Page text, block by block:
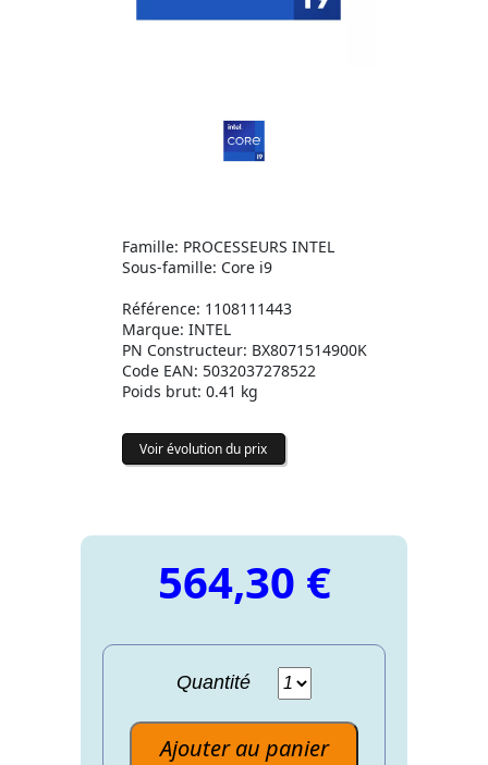
Famille: PROCESSEURS INTEL
Sous-famille: Core i9
Référence: 1108111443
Marque: INTEL
PN Constructeur: BX8071514900K
Code EAN: 5032037278522
Poids brut: 0.41 kg
Voir évolution du prix
564,30 €
Quantité
Ajouter au panier